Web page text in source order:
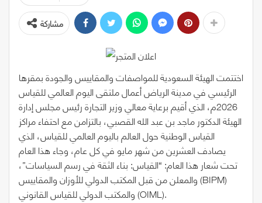
مشاركة
اختتمت الهيئة السعودية للمواصفات والمقاييس والجودة بمقرها
الرئيسي في مدينة الرياض أعمال ملتقى اليوم العالمي للقياس
2026م، الذي أقيم برعاية معالي وزير التجارة رئيس مجلس إدارة
الهيئة الدكتور ماجد بن عبد الله القصبي، بالتزامن مع احتفاء مراكز
القياس الوطنية حول العالم باليوم العالمي للقياس، الذي
يصادف العشرين من شهر مايو في كل عام، وجاء هذا العام
تحت شعار هذا العام: “القياس: بناء الثقة في رسم السياسات”،
والمعلن من قبل المكتب الدولي للأوزان والمقاييس (BIPM)
والمكتب الدولي للقياس القانوني (OIML).